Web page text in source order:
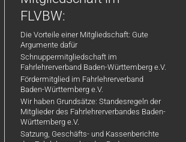
FLVBW:
Die Vorteile einer Mitgliedschaft: Gute
Argumente dafür
Schnuppermitgliedschaft im
Fahrlehrerverband Baden-Württemberg e.V.
Fördermitglied im Fahrlehrerverband
Baden-Württemberg e.V.
Wir haben Grundsätze: Standesregeln der
Mitglieder des Fahrlehrerverbandes Baden-
Württemberg e.V.
Satzung, Geschäfts- und Kassenberichte